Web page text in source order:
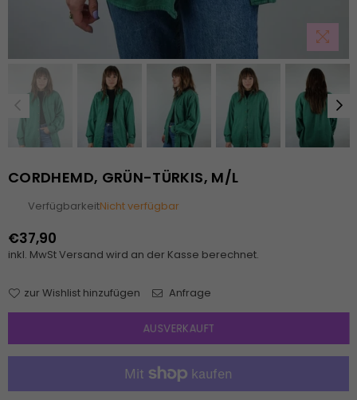
CORDHEMD, GRÜN-TÜRKIS, M/L
VerfügbarkeitNicht verfügbar
Normaler
Preis
€37,90
inkl. MwStVersand wird an der Kasse berechnet.
zur Wishlist hinzufügen Anfrage
AUSVERKAUFT